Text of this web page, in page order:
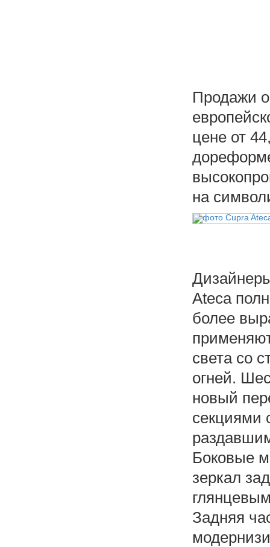
Продажи
цене от
на
Ateca
более
света со
огней.
новый
секциями
Боковые
зеркал
Задняя